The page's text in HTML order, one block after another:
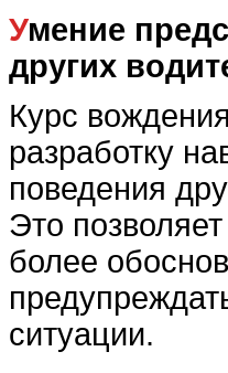
Умение предсказывать поведение
других
Курс
разработку
поведения
Это
более
ситуации.